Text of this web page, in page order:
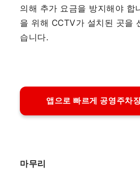
의해 추가 요금을 방지해야 합
을 위해 CCTV가 설치된 곳을
습니다.
앱으로 빠르게 공영주차
마무리